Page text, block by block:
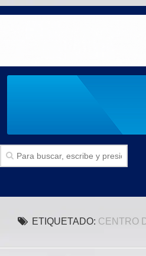
SECCIONES
Politica
ETIQUETADO: CENTRO